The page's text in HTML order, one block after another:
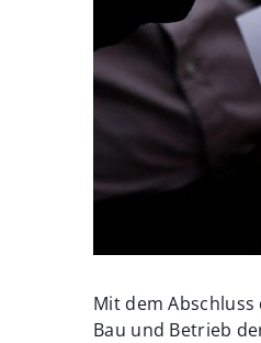
Mit dem
Bau und Betrieb